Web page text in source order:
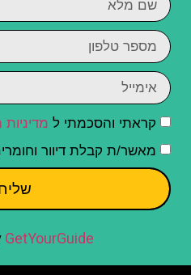
קראתי והסכמתי ל
מאשר/ת קבלת דיוור
GetYourGuide